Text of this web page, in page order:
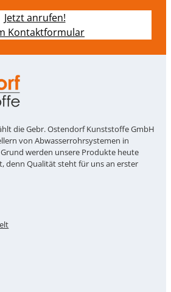
Jetzt anrufen!
Kontaktformular
die Gebr. Ostendorf Kunststoffe GmbH
von Abwasserrohrsystemen in
werden unsere Produkte heute
denn Qualität steht für uns an erster